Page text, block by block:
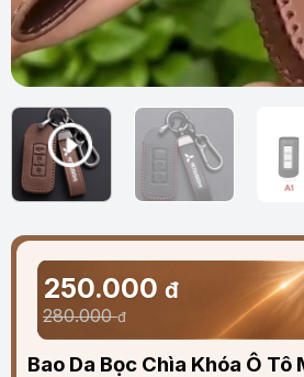
250.000 đ
280.000đ
Bao Da Bọc Chìa Khóa Ô